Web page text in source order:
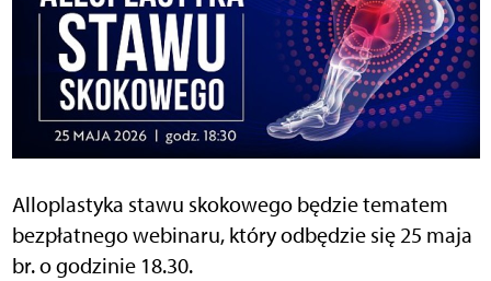
Alloplastyka stawu skokowego będzie tematem
bezpłatnego webinaru, który odbędzie się 25 maja
br. o godzinie 18.30.